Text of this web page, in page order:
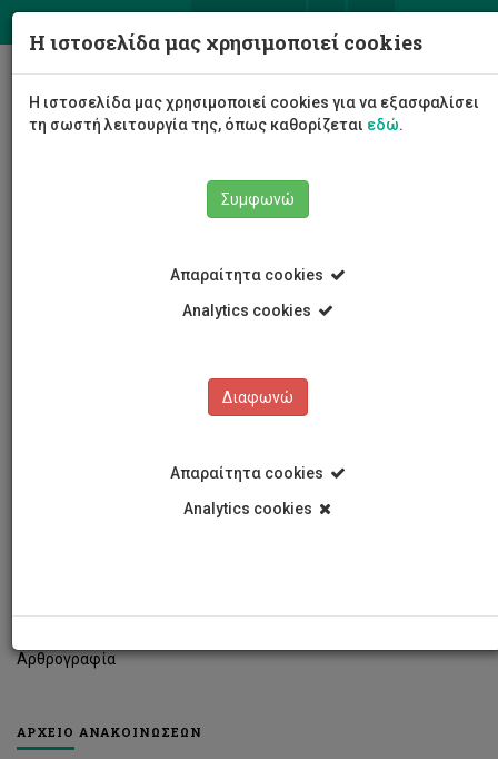
Αρθρογραφία
ΑΡΧΕΙΟ ΑΝΑΚΟΙΝΩΣΕΩΝ
Η ιστοσελίδα μας χρησιμοποιεί cookies
Η ιστοσελίδα μας χρησιμοποιεί cookies για να εξασφαλίσει
τη σωστή λειτουργία της, όπως καθορίζεται εδώ.
Συμφωνώ
Απαραίτητα cookies
Analytics cookies
Διαφωνώ
Απαραίτητα cookies
Analytics cookies